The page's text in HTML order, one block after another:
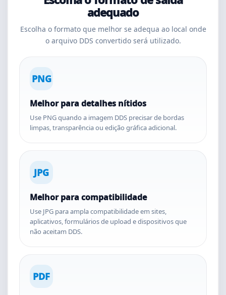
adequado
Escolha o formato que melhor se adequa ao local onde
o arquivo DDS convertido será utilizado.
PNG
Melhor para detalhes nítidos
Use PNG quando a imagem DDS precisar de bordas
limpas, transparência ou edição gráfica adicional.
JPG
Melhor para compatibilidade
Use JPG para ampla compatibilidade em sites,
aplicativos, formulários de upload e dispositivos que
não aceitam DDS.
PDF